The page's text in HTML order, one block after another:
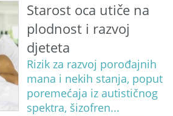
Starost oca utiče na
plodnost i razvoj
djeteta
Rizik za razvoj porođajnih
mana i nekih stanja, poput
poremećaja iz autističnog
spektra, šizofren...